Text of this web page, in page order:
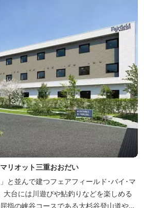
リオット三重おおだい
と並んで建つフェアフィールド･バイ･マ
大台には川遊びや鮎釣りなどを楽しめる
指の峡谷コースである大杉谷登山道や、